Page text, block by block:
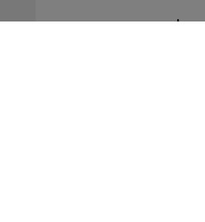
Interview |